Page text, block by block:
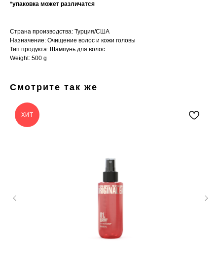
*упаковка может различатся
Страна производства: Турция/США
Назначение: Очищение волос и кожи головы
Тип продукта: Шампунь для волос
Weight: 500 g
Смотрите так же
ХИТ